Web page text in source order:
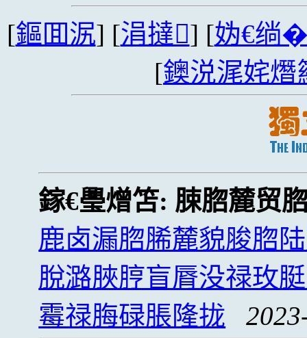
[鏂囬泦] [涓撻] [妫€绱
[鐭涚浘姹熸
鎵€璺熷笘: 脨脗麓贸
鹿卤漏脗脪麓貌脧脗
脫潞脥脝盲脣没禄玫
霉禄脢碌脹隆拢